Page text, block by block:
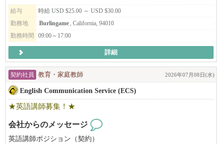
あなたの「好き」や「経験」を活かして、NAŌRUで、より深く、
美容と健康の世界に触れてみませんか？
ご応募を心よりお待ちしております。
給与
時給 USD $25.00 ～ USD $30.00
勤務地
Burlingame, California, 94010
勤務時間
09:00～17:00
詳細
契約社員 教育・家庭教師 2026年07月08日(水)
English Communication Service (ECS)
★英語講師募集！★
会社からのメッセージ
英語講師ポジション（契約）